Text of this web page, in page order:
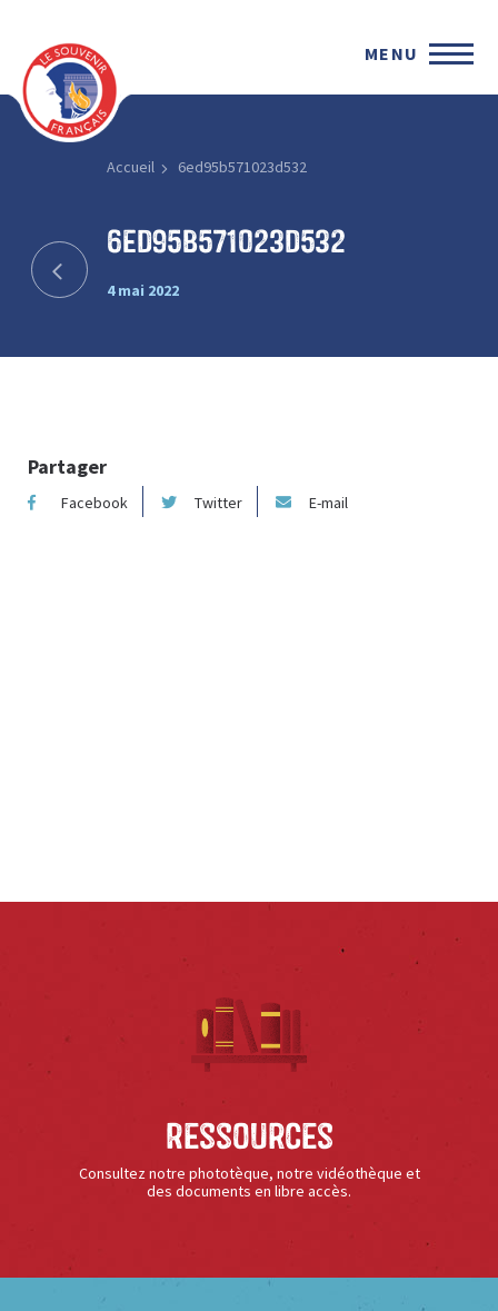
MENU
Accueil 6ed95b571023d532
6ed95b571023d532
4 mai 2022
Partager
Facebook Twitter E-mail
Ressources
Consultez notre phototèque, notre vidéothèque et
des documents en libre accès.